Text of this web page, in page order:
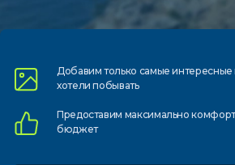
Добавим только самыеинтересные
хотели побывать
Предоставим максимально
бюджет